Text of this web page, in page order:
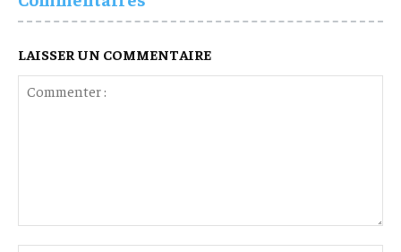
LAISSER UN COMMENTAIRE